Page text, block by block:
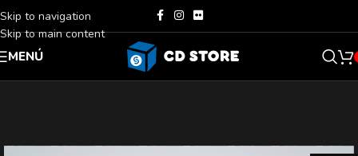
Skip to navigation
Skip to main content
MENÚ